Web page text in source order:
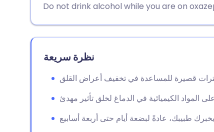
نسخ الرابط
Do not drink alcohol while you are on
نظرة سريعة